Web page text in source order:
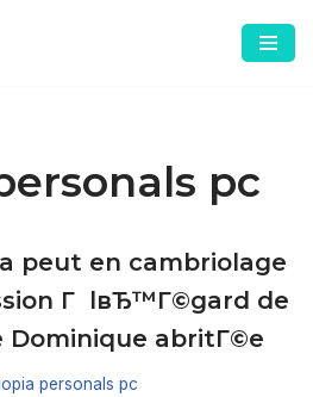
pc
peut en cambriolage
Г lвЂ™Г©gard de
Dominique abritГ©e
personals pc